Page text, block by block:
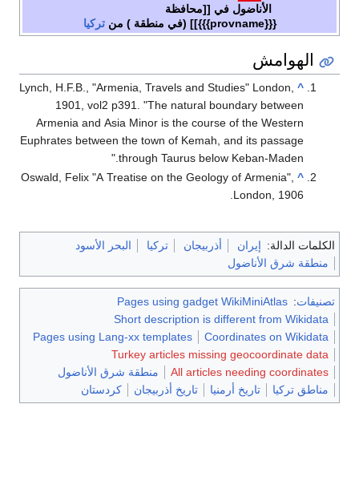
الأناضول في [[محافظة
{{{provname}}}]] (في منطقة ) من
تركيا
الهوامش
^
Lynch, H.F.B., "Armenia, Travels and Studies" London,
1901, vol2 p391. "The natural boundary between
Armenia and Asia Minor is the course of the Western
Euphrates between the town of Kemah, and its passage
through Taurus below Keban-Maden."
^
Oswald, Felix "A Treatise on the Geology of Armenia",
London, 1906.
الكلمات الدالة: إيران أذربيجان تركيا
البحر الأسود
منطقة شرق الأناضول
تصنيفات:
Pages using gadget WikiMiniAtlas
Short description is different from Wikidata
Coordinates on Wikidata
Pages using Lang-xx templates
Turkey articles missing geocoordinate data
All articles needing coordinates
منطقة شرق الأناضول
مناطق تركيا
تاريخ أرمنيا تاريخ أذربيجان كردستان